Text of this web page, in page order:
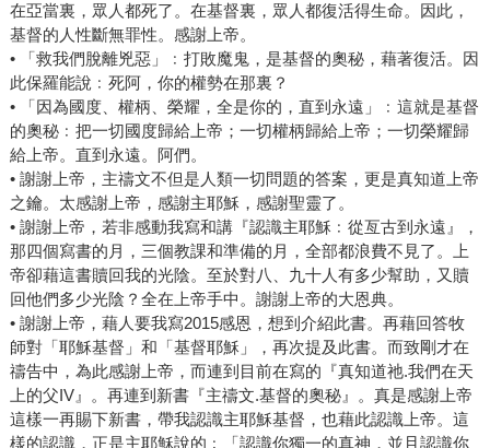
在亞當裏，眾人都死了。在基督裏，眾人都復活得生命。因此，
基督的人性斷無罪性。感謝上帝。
• 「救我們脫離兇惡」﹕打敗魔鬼，是基督的奧秘，藉著復活。因
此保羅能說﹕死阿，你的權勢在那裏？
• 「因為國度、權柄、榮耀，全是你的，直到永遠」﹕這就是基督
的奧秘﹕把一切國度歸給上帝；一切權柄歸給上帝；一切榮耀歸
給上帝。直到永遠。阿們。
• 謝謝上帝，主禱文不但是人類一切問題的答案，更是真知道上帝
之鑰。太感謝上帝，感謝主耶穌，感謝聖靈了。
• 謝謝上帝，若非感動我寫和講『認識主耶穌﹕從亙古到永遠』，
那四個寫書的月，三個教課和準備的月，全部都浪費不見了。上
帝卻藉這書贖回我的光陰。至於對八、九十人有多少幫助，又贖
回他們多少光陰？全在上帝手中。謝謝上帝的大恩典。
• 謝謝上帝，藉人要我寫2015感恩，想到介紹此書。再藉回答牧
師對「耶穌基督」和「基督耶穌」，再次提及此書。而致剛才在
禱告中，為此感謝上帝，而連到目前在寫的『真知道祂.我們在天
上的父IV』。再連到新書『主禱文.基督的奧秘』。真是感謝上帝
這樣一再賜下新書，帶我認識主耶穌基督，也藉此認識上帝。這
樣的認識，正是主耶穌說的﹕「認識你獨一的真神，並且認識你